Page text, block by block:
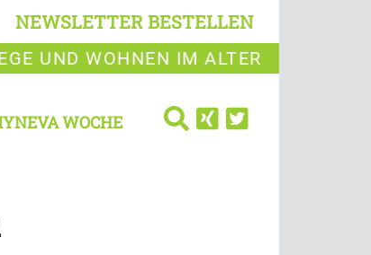
NEWSLETTER BESTELLEN
UND WOHNEN IM ALTER
WOCHE